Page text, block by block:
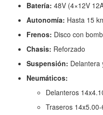
Batería: 48V (4×12V
Autonomía: Hasta 15
Frenos: Disco con
Chasis: Reforzado
Suspensión: Delantera
Neumáticos:
Delanteros
Traseros 14x5.00-